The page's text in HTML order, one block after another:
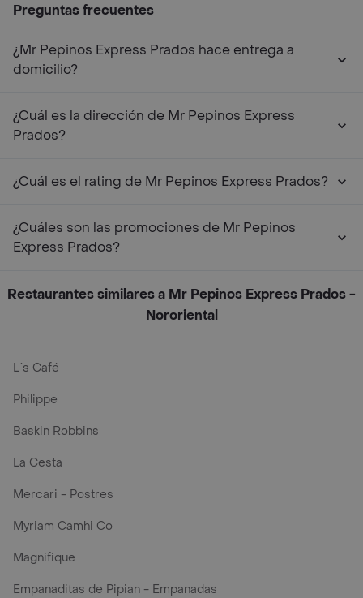
Preguntas frecuentes
¿Mr Pepinos Express Prados hace entrega a
domicilio?
¿Cuál es la dirección de Mr Pepinos Express
Prados?
¿Cuál es el rating de Mr Pepinos Express Prados?
¿Cuáles son las promociones de Mr Pepinos
Express Prados?
Restaurantes similares a Mr Pepinos Express Prados -
Nororiental
L´s Café
Philippe
Baskin Robbins
La Cesta
Mercari - Postres
Myriam Camhi Co
Magnifique
Empanaditas de Pipian - Empanadas